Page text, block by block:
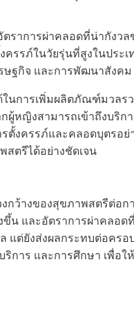
ราการผ่าคลอดที่น่ากังวล
รรภ์ในวัยรุ่นที่สูงในประเ
ษฐกิจ และการพัฒนาสังคม
ด้ในการเพิ่มผลิตภัณฑ์มวลร
กผู้หญิงสามารถเข้าถึงบริ
ตั้งครรภ์และคลอดบุตรอย่
สตรีได้อย่างชัดเจน
งกว้างของสุขภาพสตรีต่อ
น และอัตราการผ่าคลอด
แต่ยังส่งผลกระทบต่อคร
การ และการศึกษา เพื่อใ